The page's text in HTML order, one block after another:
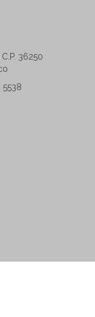
36250
5538